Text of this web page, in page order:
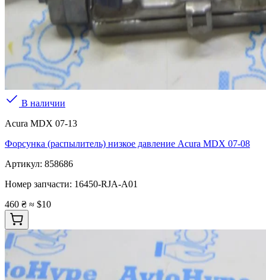
В наличии
Acura MDX 07-13
Форсунка (распылитель) низкое давление Acura MDX 07-08
Артикул: 858686
Номер запчасти: 16450-RJA-A01
460 ₴ ≈ $10